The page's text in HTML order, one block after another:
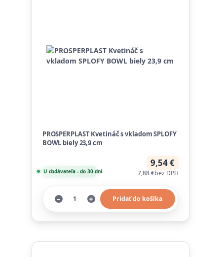
PROSPERPLAST Kvetináč s vkladom SPLOFY
BOWL biely 23,9 cm
9,54 €
7,88 €bez DPH
U dodávateľa - do 30 dní
Pridať do košíka